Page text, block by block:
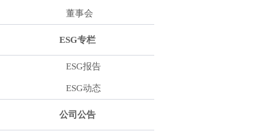
董事会
ESG专栏
ESG报告
ESG动态
公司公告